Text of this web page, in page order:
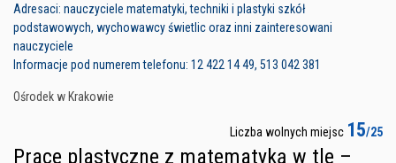
Adresaci: nauczyciele matematyki, techniki i plastyki szkół
podstawowych, wychowawcy świetlic oraz inni zainteresowani
nauczyciele
Informacje pod numerem telefonu: 12 422 14 49, 513 042 381
Ośrodek w Krakowie
Liczba wolnych miejsc 15/25
Prace plastyczne z matematyką w tle –